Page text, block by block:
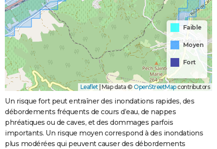
Faible
Moyen
Fort
Leaflet Map data © OpenStreetMapcontributors
Un risque fort peut entraîner des inondations rapides, des
débordements fréquents de cours d’eau, de nappes
phréatiques ou de caves, et des dommages parfois
importants. Un risque moyen correspond à des inondations
plus modérées qui peuvent causer des débordements